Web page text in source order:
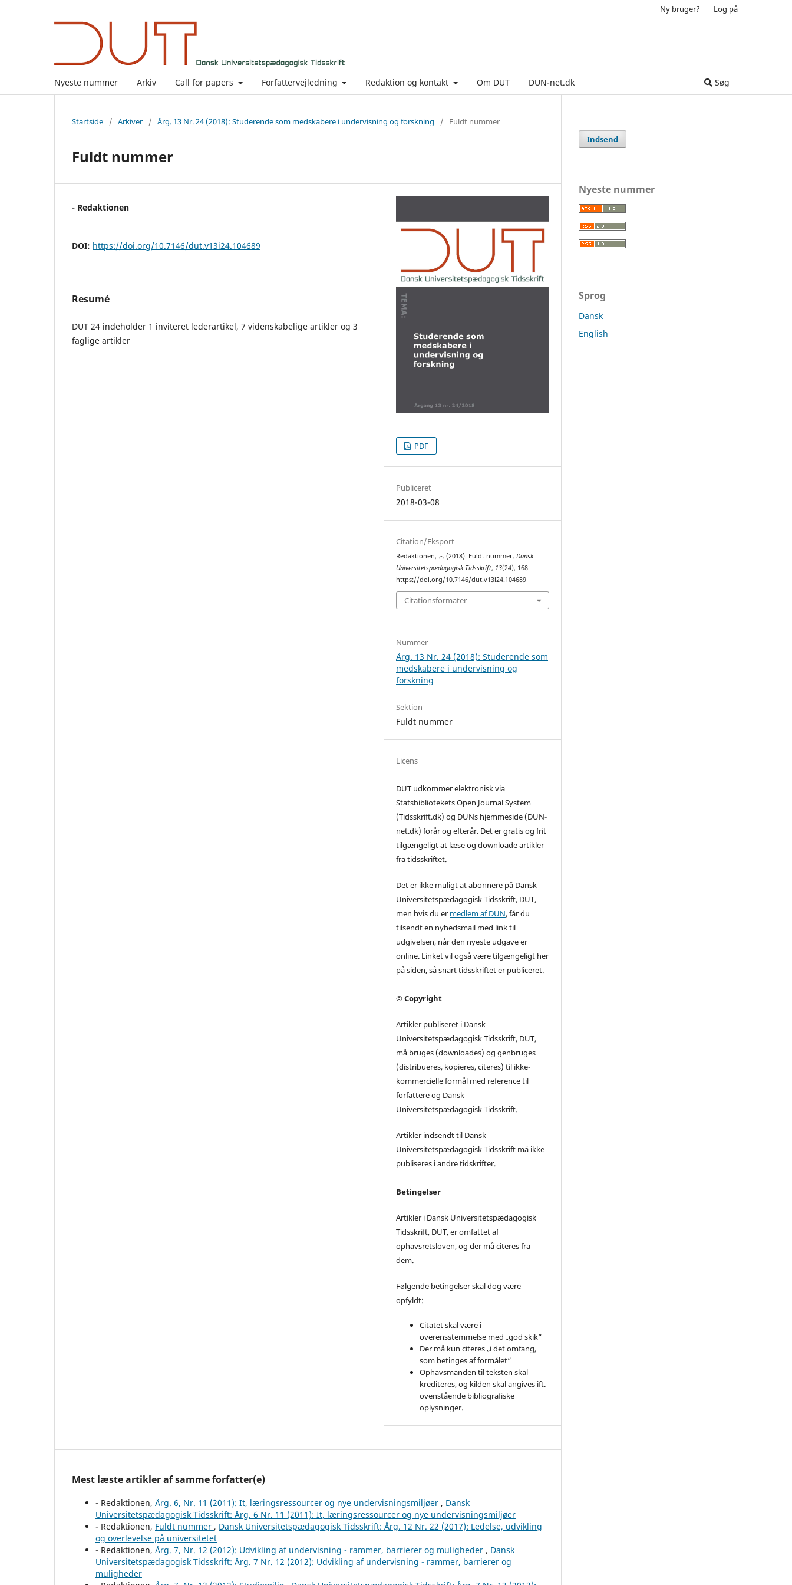
Nyeste nummer Arkiv Call for papers Forfattervejledning Redaktion og kontakt Om DUT DUN-net.dk Søg
Ny bruger? Log på
Startside / Arkiver / Årg. 13 Nr. 24 (2018): Studerende som medskabere i undervisning og forskning / Fuldt nummer
Fuldt nummer
- Redaktionen
DOI: https://doi.org/10.7146/dut.v13i24.104689
Resumé
DUT 24 indeholder 1 inviteret lederartikel, 7 videnskabelige artikler og 3
faglige artikler
PDF
Publiceret
2018-03-08
Citation/Eksport
Redaktionen, .-. (2018). Fuldt nummer.Dansk
Universitetspædagogisk Tidsskrift, 13(24), 168.
https://doi.org/10.7146/dut.v13i24.104689
Citationsformater
Nummer
Årg. 13 Nr. 24 (2018): Studerende som
medskabere i undervisning og
forskning
Sektion
Fuldt nummer
Licens
DUT udkommer elektronisk via
Statsbibliotekets Open Journal System
(Tidsskrift.dk) og DUNs hjemmeside (DUN-
net.dk) forår og efterår. Det er gratis og frit
tilgængeligt at læse og downloade artikler
fra tidsskriftet.
Det er ikke muligt at abonnere på Dansk
Universitetspædagogisk Tidsskrift, DUT,
men hvis du er medlem af DUN, får du
tilsendt en nyhedsmail med link til
udgivelsen, når den nyeste udgave er
online. Linket vil også være tilgængeligt her
på siden, så snart tidsskriftet er publiceret.
© Copyright
Artikler publiseret i Dansk
Universitetspædagogisk Tidsskrift, DUT,
må bruges (downloades) og genbruges
(distribueres, kopieres, citeres) til ikke-
kommercielle formål med reference til
forfattere og Dansk
Universitetspædagogisk Tidsskrift.
Artikler indsendt til Dansk
Universitetspædagogisk Tidsskrift må ikke
publiseres i andre tidskrifter.
Betingelser
Artikler i Dansk Universitetspædagogisk
Tidsskrift, DUT, er omfattet af
ophavsretsloven, og der må citeres fra
dem.
Følgende betingelser skal dog være
opfyldt:
Citatet skal være i
overensstemmelse med „god skik“
Der må kun citeres „i det omfang,
som betinges af formålet“
Ophavsmanden til teksten skal
krediteres, og kilden skal angives ift.
ovenstående bibliografiske
oplysninger.
Mest læste artikler af samme forfatter(e)
- Redaktionen, Årg. 6, Nr. 11 (2011): It, læringsressourcer og nye undervisningsmiljøer , Dansk
Universitetspædagogisk Tidsskrift: Årg. 6 Nr. 11 (2011): It, læringsressourcer og nye undervisningsmiljøer
- Redaktionen, Fuldt nummer , Dansk Universitetspædagogisk Tidsskrift: Årg. 12 Nr. 22 (2017): Ledelse, udvikling
og overlevelse på universitetet
- Redaktionen, Årg. 7, Nr. 12 (2012): Udvikling af undervisning - rammer, barrierer og muligheder , Dansk
Universitetspædagogisk Tidsskrift: Årg. 7 Nr. 12 (2012): Udvikling af undervisning - rammer, barrierer og
muligheder
Indsend
Nyeste nummer
Sprog
Dansk
English